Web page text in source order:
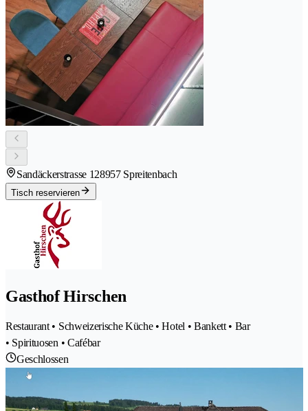
Sandäckerstrasse 128957 Spreitenbach
Tisch reservieren
Gasthof Hirschen
Restaurant • Schweizerische Küche • Hotel • Bankett • Bar
• Spirituosen • Cafébar
Geschlossen